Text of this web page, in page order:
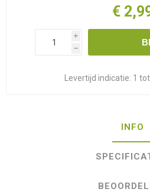
€
i
h
Levertijd indicatie: 1
INFO